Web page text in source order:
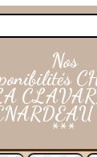
Nos
***